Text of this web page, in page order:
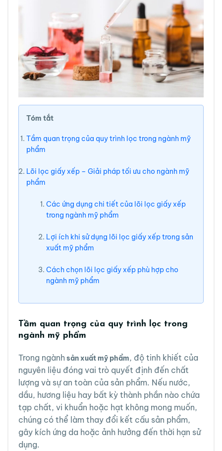
Tóm tắt
Tầm quan trọng của quy trình lọc trong ngành mỹ
phẩm
Lõi lọc giấy xếp – Giải pháp tối ưu cho ngành mỹ
phẩm
Các ứng dụng chi tiết của lõi lọc giấy xếp
trong ngành mỹ phẩm
Lợi ích khi sử dụng lõi lọc giấy xếp trong sản
xuất mỹ phẩm
Cách chọn lõi lọc giấy xếp phù hợp cho
ngành mỹ phẩm
Tầm quan trọng của quy trình lọc trong
ngành mỹ phẩm
Trong ngànhsản xuất mỹ phẩm, độ tinh khiết của
nguyên liệu đóng vai trò quyết định đến chất
lượng và sự an toàn của sản phẩm. Nếu nước,
dầu, hương liệu hay bất kỳ thành phần nào chứa
tạp chất, vi khuẩn hoặc hạt không mong muốn,
chúng có thể làm thay đổi kết cấu sản phẩm,
gây kích ứng da hoặc ảnh hưởng đến thời hạn sử
dụng.